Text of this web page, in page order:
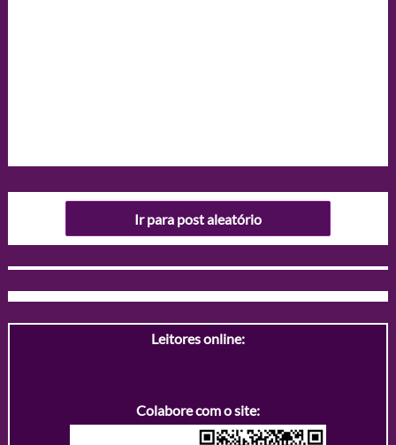
Ir para post aleatório
Leitores online:
Colabore com o site: